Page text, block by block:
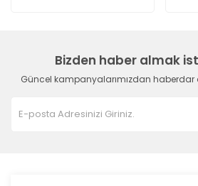
Bizden haber almak
Güncel kampanyalarımızdan haberdar